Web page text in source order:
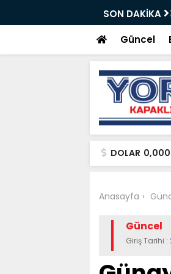
SON DAKİKA
Güncel
DOLAR
Anasayfa
Güncel
Giriş Tarihi